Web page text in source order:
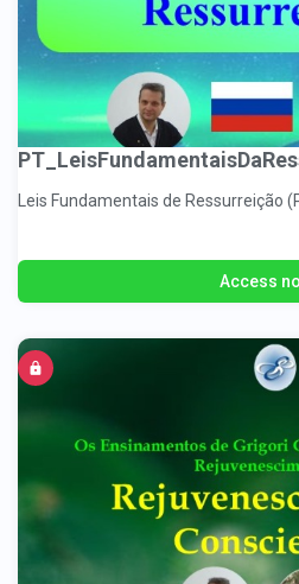
Access